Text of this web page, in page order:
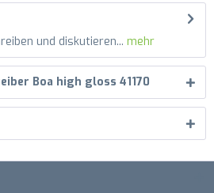
und diskutieren... mehr
Boa high gloss 41170